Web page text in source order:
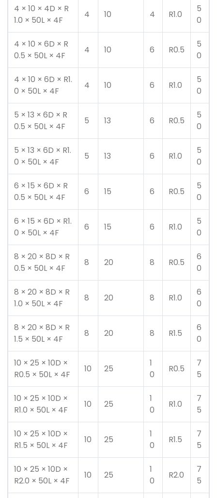
4 × 10 × 4D × R
1.0 × 50L × 4F
4 10 4 R1.0
5
0
4 × 10 × 6D × R
0.5 × 50L × 4F
4 10 6 R0.5
5
0
4 × 10 × 6D × R1.
0 × 50L × 4F
4 10 6 R1.0
5
0
5 × 13 × 6D × R
0.5 × 50L × 4F
5 13 6 R0.5
5
0
5 × 13 × 6D × R1.
0 × 50L × 4F
5 13 6 R1.0
5
0
6 × 15 × 6D × R
0.5 × 50L × 4F
6 15 6 R0.5
5
0
6 × 15 × 6D × R1.
0 × 50L × 4F
6 15 6 R1.0
5
0
8 × 20 × 8D × R
0.5 × 50L × 4F
8 20 8 R0.5
6
0
8 × 20 × 8D × R
1.0 × 50L × 4F
8 20 8 R1.0
6
0
8 × 20 × 8D × R
1.5 × 50L × 4F
8 20 8 R1.5
6
0
10 × 25 × 10D ×
R0.5 × 50L × 4F
10 25
1
0
R0.5
7
5
10 × 25 × 10D ×
R1.0 × 50L × 4F
10 25
1
0
R1.0
7
5
10 × 25 × 10D ×
R1.5 × 50L × 4F
10 25
1
0
R1.5
7
5
10 × 25 × 10D ×
R2.0 × 50L × 4F
10 25
1
0
R2.0
7
5